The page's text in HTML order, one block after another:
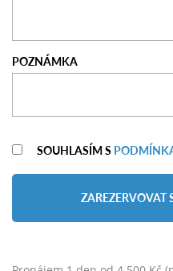
POZNÁMKA
SOUHLASÍM S
ZAREZERVOVAT